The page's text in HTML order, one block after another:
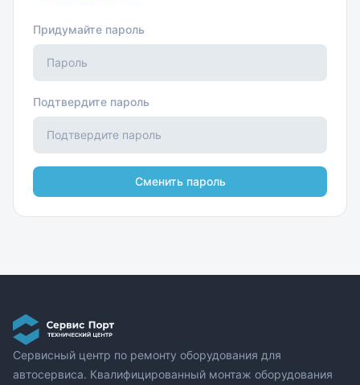
Придумайте пароль
Подтвердите пароль
Сменить пароль
Сервисный центр по ремонту оборудования для
автосервиса. Квалифицированный монтаж оборудования